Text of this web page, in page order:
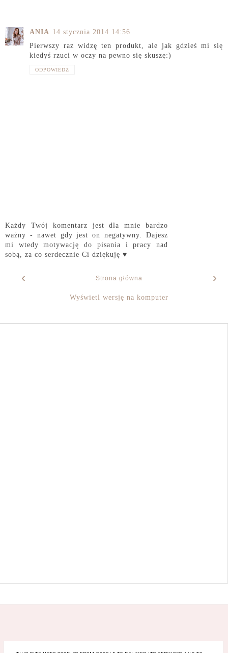
ANIA 14 stycznia 2014 14:56
Pierwszy raz widzę ten produkt, ale jak gdzieś mi się
kiedyś rzuci w oczy na pewno się skuszę:)
ODPOWIEDZ
Każdy Twój komentarz jest dla mnie bardzo
ważny - nawet gdy jest on negatywny. Dajesz
mi wtedy motywację do pisania i pracy nad
sobą, za co serdecznie Ci dziękuję ♥
‹ ›
Strona główna
Wyświetl wersję na komputer